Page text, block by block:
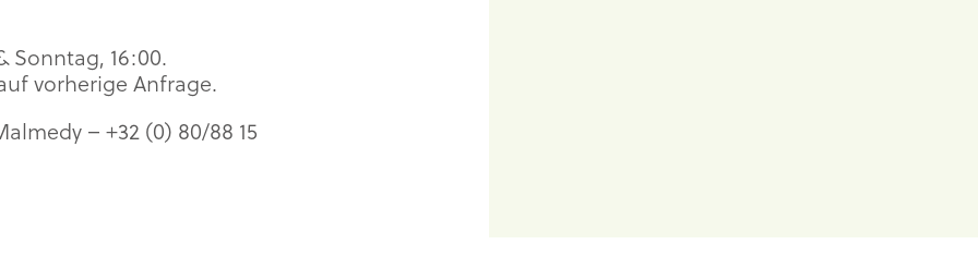
16:00.
vorherige Anfrage.
– +32 (0) 80/88 15